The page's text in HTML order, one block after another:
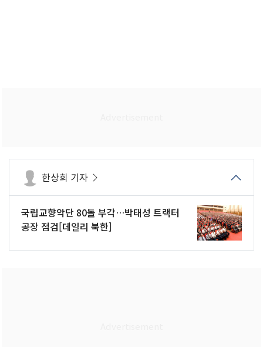
한상희 기자
국립교향악단 80돌 부각…박태성 트랙터
공장 점검[데일리 북한]